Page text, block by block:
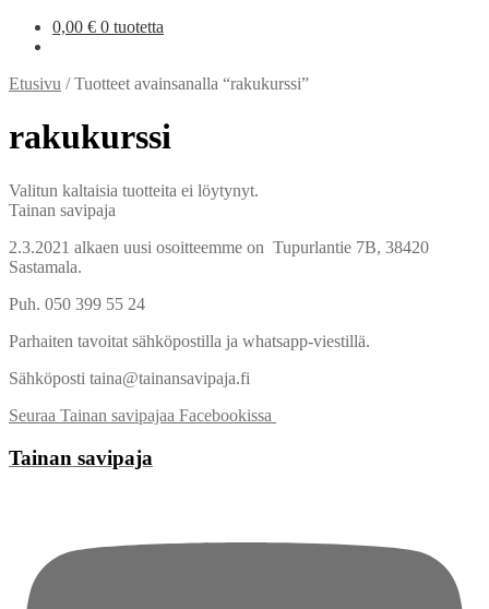
0,00 € 0 tuotetta
Etusivu /Tuotteet avainsanalla “rakukurssi”
rakukurssi
Valitun kaltaisia tuotteita ei löytynyt.
Tainan savipaja
2.3.2021 alkaen uusi osoitteemme on Tupurlantie 7B, 38420
Sastamala.
Puh. 050 399 55 24
Parhaiten tavoitat sähköpostilla ja whatsapp-viestillä.
Sähköposti taina@tainansavipaja.fi
Seuraa Tainan savipajaa Facebookissa
Tainan savipaja